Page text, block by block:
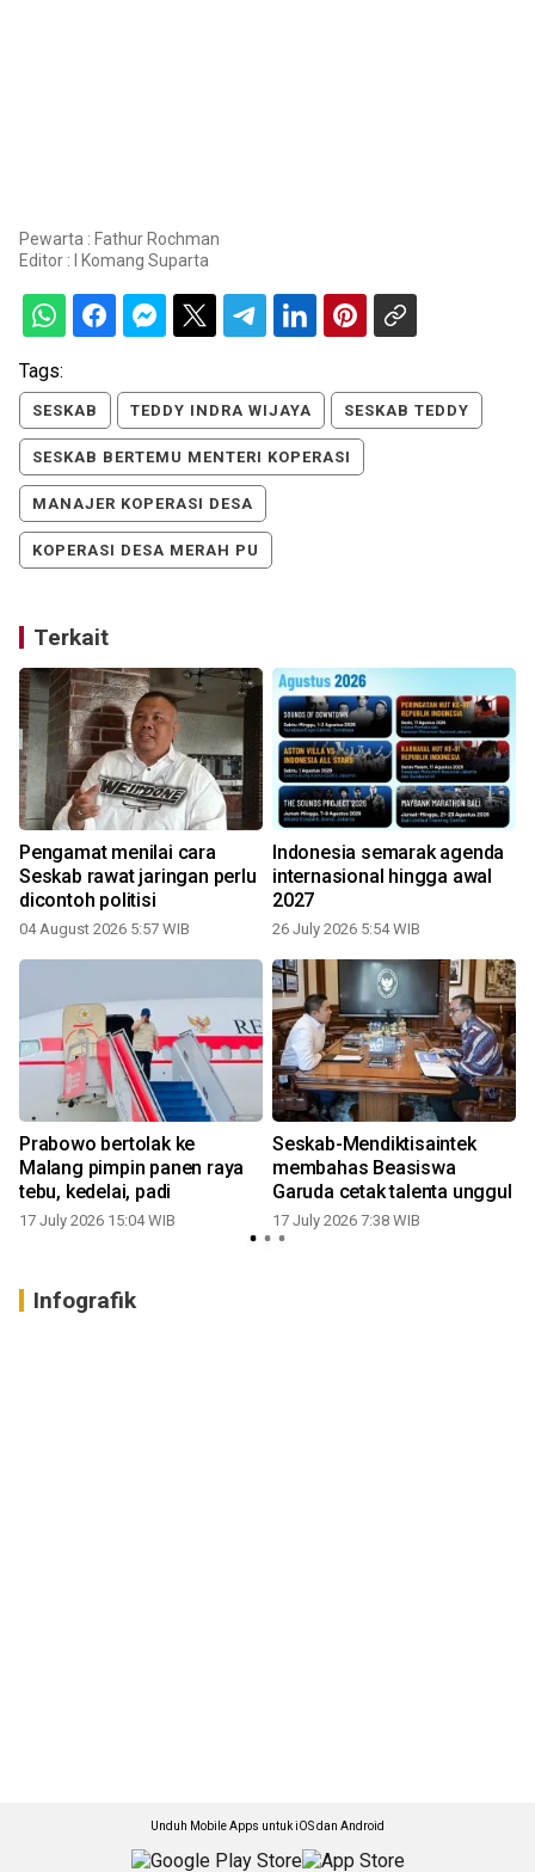
Pewarta : Fathur Rochman
Editor :
I Komang Suparta
Tags:
SESKAB TEDDY INDRA WIJAYA SESKAB TEDDY
SESKAB BERTEMU MENTERI KOPERASI
MANAJER KOPERASI DESA
KOPERASI DESA MERAH PU
Terkait
Pengamat menilai cara
Seskab rawat jaringan perlu
dicontoh politisi
04 August 2026 5:57 WIB
Indonesia semarak agenda
internasional hingga awal
2027
26 July 2026 5:54 WIB
Prabowo bertolak ke
Malang pimpin panen raya
tebu, kedelai, padi
17 July 2026 15:04 WIB
Seskab-Mendiktisaintek
membahas Beasiswa
Garuda cetak talenta unggul
17 July 2026 7:38 WIB
Infografik
Unduh Mobile Apps untuk iOS dan Android